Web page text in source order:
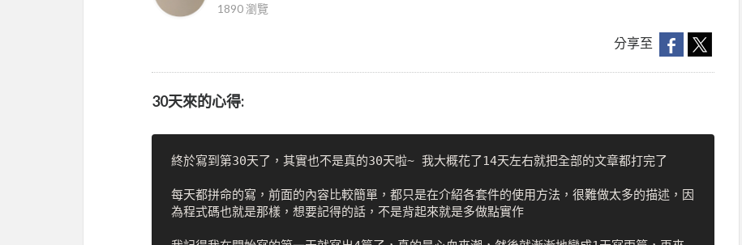
1890 瀏覽
分享至
30天來的心得:
終於寫到第30天了，其實也不是真的30天啦~ 我大概花了14天左右就把全部的文章都打完了
每天都拼命的寫，前面的內容比較簡單，都只是在介紹各套件的使用方法，很難做太多的描述，因
為程式碼也就是那樣，想要記得的話，不是背起來就是多做點實作